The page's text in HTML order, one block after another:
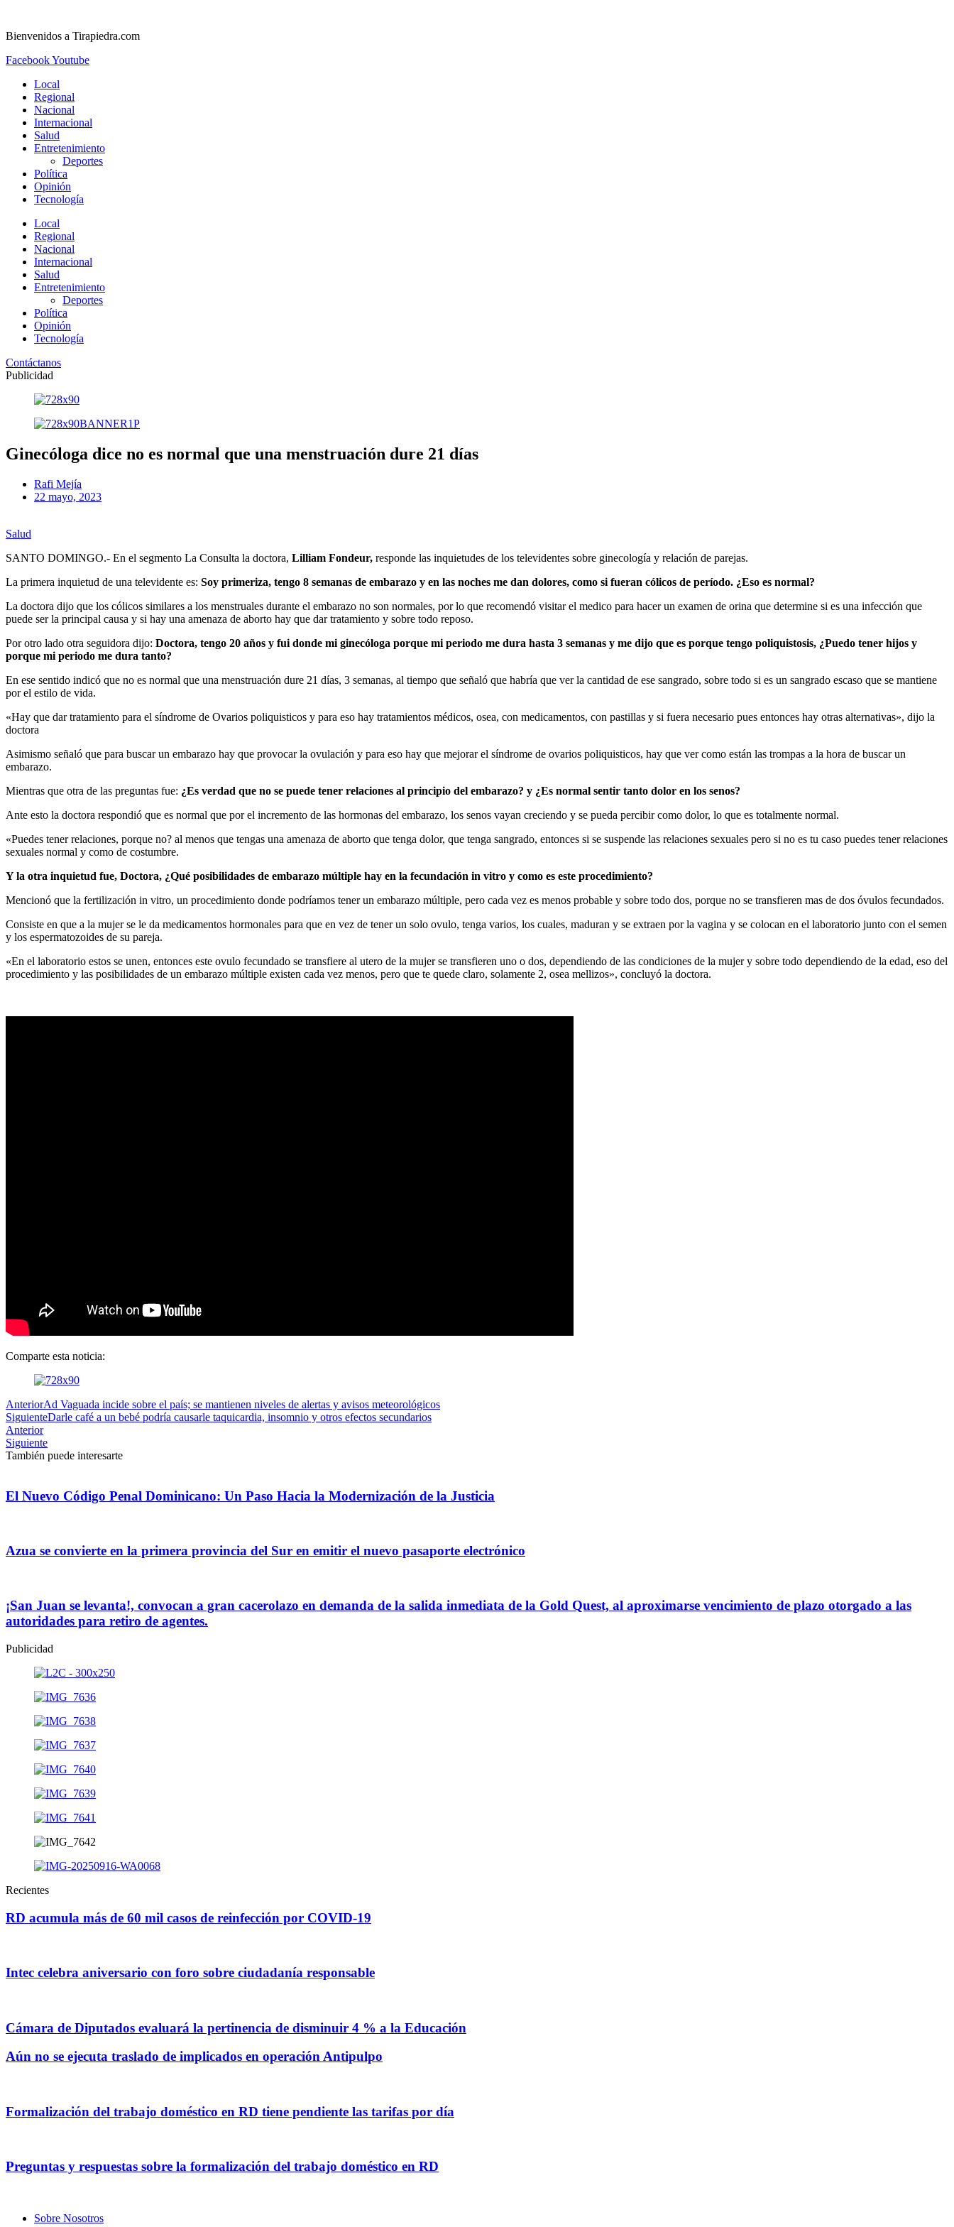
contenido
Bienvenidos a Tirapiedra.com
FacebookYoutube
Local
Regional
Nacional
Internacional
Salud
Entretenimiento
Deportes
Política
Opinión
Tecnología
Local
Regional
Nacional
Internacional
Salud
Entretenimiento
Deportes
Política
Opinión
Tecnología
Contáctanos
Publicidad
Ginecóloga dice no es normal que una menstruación dure 21 días
Rafi Mejía
22 mayo, 2023
Salud
SANTO DOMINGO.- En el segmento La Consulta la doctora, Lilliam Fondeur, responde las inquietudes de los televidentes sobre ginecología y relación de parejas.
La primera inquietud de una televidente es: Soy primeriza, tengo 8 semanas de embarazo y en las noches me dan dolores, como si fueran cólicos de período. ¿Eso es normal?
La doctora dijo que los cólicos similares a los menstruales durante el embarazo no son normales, por lo que recomendó visitar el medico para hacer un examen de orina que determine si es una infección que
puede ser la principal causa y si hay una amenaza de aborto hay que dar tratamiento y sobre todo reposo.
Por otro lado otra seguidora dijo: Doctora, tengo 20 años y fui donde mi ginecóloga porque mi periodo me dura hasta 3 semanas y me dijo que es porque tengo poliquistosis, ¿Puedo tener hijos y
porque mi periodo me dura tanto?
En ese sentido indicó que no es normal que una menstruación dure 21 días, 3 semanas, al tiempo que señaló que habría que ver la cantidad de ese sangrado, sobre todo si es un sangrado escaso que se mantiene
por el estilo de vida.
«Hay que dar tratamiento para el síndrome de Ovarios poliquisticos y para eso hay tratamientos médicos, osea, con medicamentos, con pastillas y si fuera necesario pues entonces hay otras alternativas», dijo la
doctora
Asimismo señaló que para buscar un embarazo hay que provocar la ovulación y para eso hay que mejorar el síndrome de ovarios poliquisticos, hay que ver como están las trompas a la hora de buscar un
embarazo.
Mientras que otra de las preguntas fue: ¿Es verdad que no se puede tener relaciones al principio del embarazo? y ¿Es normal sentir tanto dolor en los senos?
Ante esto la doctora respondió que es normal que por el incremento de las hormonas del embarazo, los senos vayan creciendo y se pueda percibir como dolor, lo que es totalmente normal.
«Puedes tener relaciones, porque no? al menos que tengas una amenaza de aborto que tenga dolor, que tenga sangrado, entonces si se suspende las relaciones sexuales pero si no es tu caso puedes tener relaciones
sexuales normal y como de costumbre.
Y la otra inquietud fue, Doctora, ¿Qué posibilidades de embarazo múltiple hay en la fecundación in vitro y como es este procedimiento?
Mencionó que la fertilización in vitro, un procedimiento donde podríamos tener un embarazo múltiple, pero cada vez es menos probable y sobre todo dos, porque no se transfieren mas de dos óvulos fecundados.
Consiste en que a la mujer se le da medicamentos hormonales para que en vez de tener un solo ovulo, tenga varios, los cuales, maduran y se extraen por la vagina y se colocan en el laboratorio junto con el semen
y los espermatozoides de su pareja.
«En el laboratorio estos se unen, entonces este ovulo fecundado se transfiere al utero de la mujer se transfieren uno o dos, dependiendo de las condiciones de la mujer y sobre todo dependiendo de la edad, eso del
procedimiento y las posibilidades de un embarazo múltiple existen cada vez menos, pero que te quede claro, solamente 2, osea mellizos», concluyó la doctora.
Comparte esta noticia:
AnteriorAd Vaguada incide sobre el país; se mantienen niveles de alertas y avisos meteorológicos
SiguienteDarle café a un bebé podría causarle taquicardia, insomnio y otros efectos secundarios
Anterior
Siguiente
También puede interesarte
El Nuevo Código Penal Dominicano: Un Paso Hacia la Modernización de la Justicia
Azua se convierte en la primera provincia del Sur en emitir el nuevo pasaporte electrónico
¡San Juan se levanta!, convocan a gran cacerolazo en demanda de la salida inmediata de la Gold Quest, al aproximarse vencimiento de plazo otorgado a las
autoridades para retiro de agentes.
Publicidad
Recientes
RD acumula más de 60 mil casos de reinfección por COVID-19
Intec celebra aniversario con foro sobre ciudadanía responsable
Cámara de Diputados evaluará la pertinencia de disminuir 4 % a la Educación
Aún no se ejecuta traslado de implicados en operación Antipulpo
Formalización del trabajo doméstico en RD tiene pendiente las tarifas por día
Preguntas y respuestas sobre la formalización del trabajo doméstico en RD
Sobre Nosotros